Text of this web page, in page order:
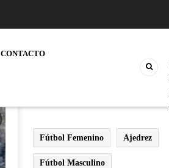
CONTACTO
Fútbol Femenino Ajedrez
Fútbol Masculino